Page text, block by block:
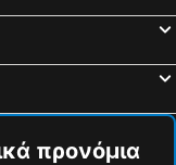
προνόμια